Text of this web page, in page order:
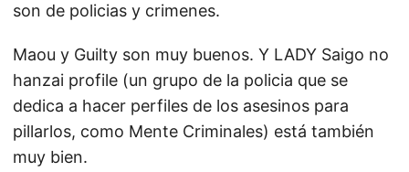
son de policias y crimenes.
Maou y Guilty son muy buenos. Y LADY Saigo no
hanzai profile (un grupo de la policia que se
dedica a hacer perfiles de los asesinos para
pillarlos, como Mente Criminales) está también
muy bien.